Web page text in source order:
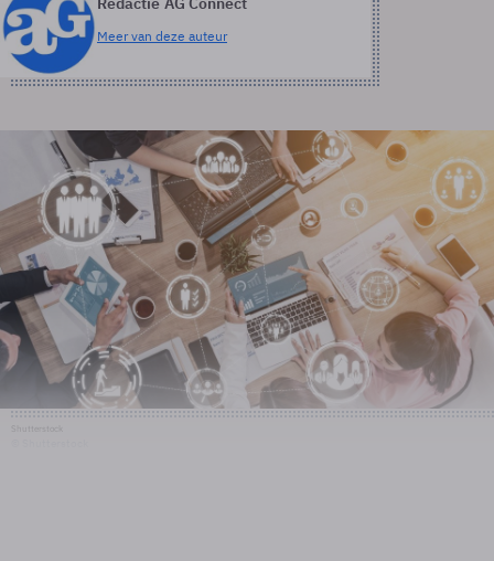
Meer van deze auteur